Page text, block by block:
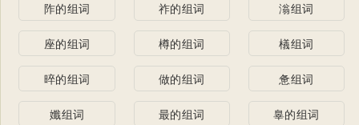
阼的组词 祚的组词 滃组词
座的组词 樽的组词 檥组词
晬的组词 做的组词 惫组词
孅组词 最的组词 辠的组词